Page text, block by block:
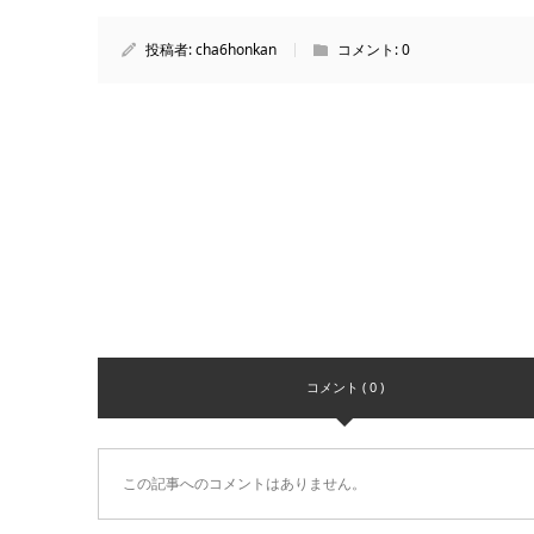
投稿者:cha6honkan コメント:0
コメント ( 0 )
この記事へのコメントはありません。